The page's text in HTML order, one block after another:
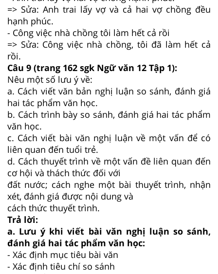
=> Sửa: Anh trai lấy vợ và cả hai vợ chồng đều
hạnh phúc.
- Công việc nhà chồng tôi làm hết cả rồi
=> Sửa: Công việc nhà chồng, tôi đã làm hết cả
rồi.
Câu 9 (trang 162 sgk Ngữ văn 12 Tập 1):
Nêu một số lưu ý về:
a. Cách viết văn bản nghị luận so sánh, đánh giá
hai tác phẩm văn học.
b. Cách trình bày so sánh, đánh giá hai tác phẩm
văn học.
c. Cách viết bài văn nghị luận về một vấn để có
liên quan đến tuổi trẻ.
d. Cách thuyết trình về một vấn đề liên quan đến
cơ hội và thách thức đối với
đất nước; cách nghe một bài thuyết trình, nhận
xét, đánh giá được nội dung và
cách thức thuyết trình.
Trả lời:
a. Lưu ý khi viết bài văn nghị luận so sánh,
đánh giá hai tác phẩm văn học:
- Xác định mục tiêu bài văn
- Xác định tiêu chí so sánh